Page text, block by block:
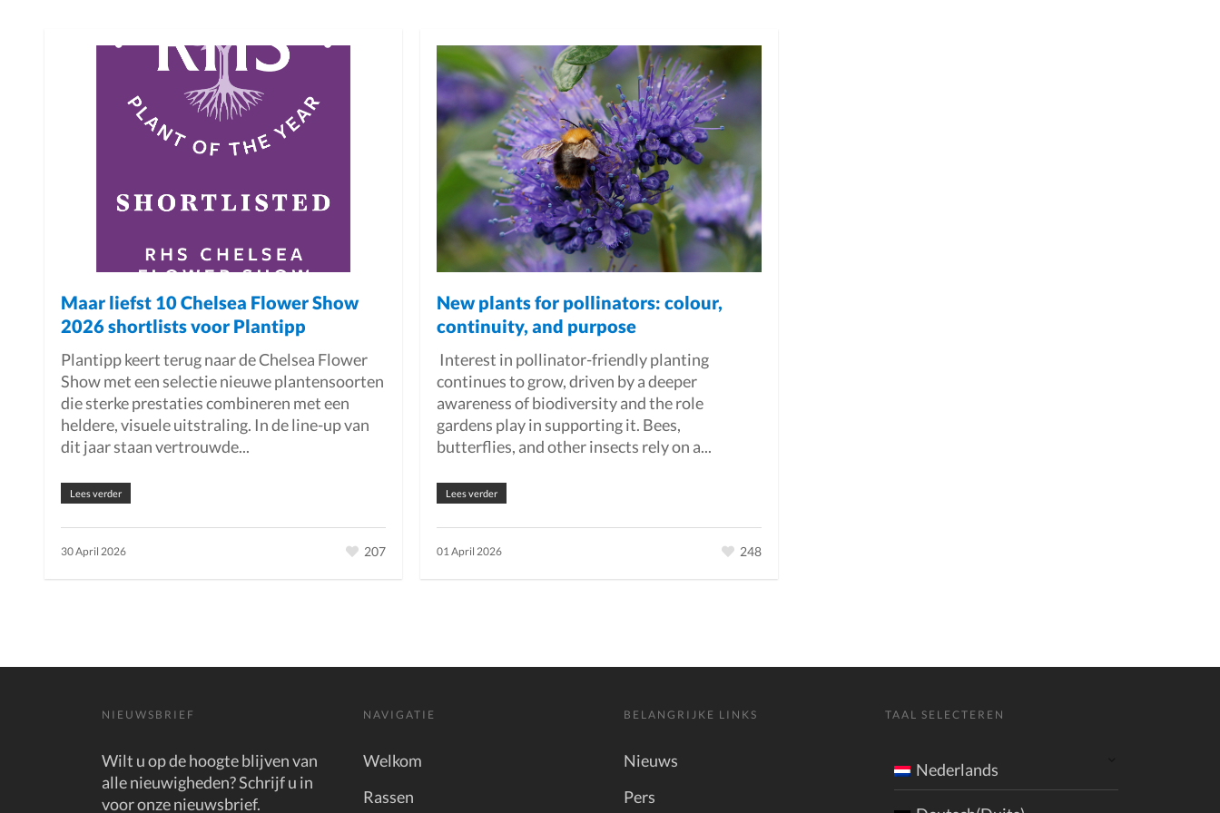
Maar liefst 10 Chelsea Flower Show
2026 shortlists voor Plantipp
Plantipp keert terug naar de Chelsea Flower
Show met een selectie nieuwe plantensoorten
die sterke prestaties combineren met een
heldere, visuele uitstraling. In de line-up van
dit jaar staan vertrouwde...
Lees verder
30 April 2026 207
New plants for pollinators: colour,
continuity, and purpose
Interest in pollinator-friendly planting
continues to grow, driven by a deeper
awareness of biodiversity and the role
gardens play in supporting it. Bees,
butterflies, and other insects rely on a...
Lees verder
01 April 2026 248
NIEUWSBRIEF
Wilt u op de hoogte blijven van
alle nieuwigheden? Schrijf u in
voor onze nieuwsbrief.
NAVIGATIE
Welkom
Rassen
BELANGRIJKE LINKS
Nieuws
Pers
TAAL SELECTEREN
Nederlands